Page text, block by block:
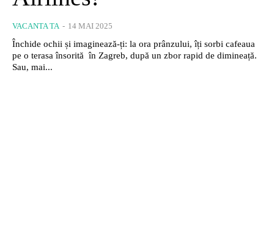
VACANTA TA - 14 MAI 2025
Închide ochii și imaginează-ți: la ora prânzului, îți sorbi cafeaua
pe o terasa însorită în Zagreb, după un zbor rapid de dimineață.
Sau, mai...